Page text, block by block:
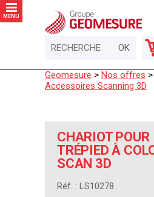
MENU
Geomesure > Nos offres >
Accessoires Scanning 3D
CHARIOT POUR
TRÉPIED À
SCAN 3D
Réf. : LS10278
Panneau de gestion des cookies